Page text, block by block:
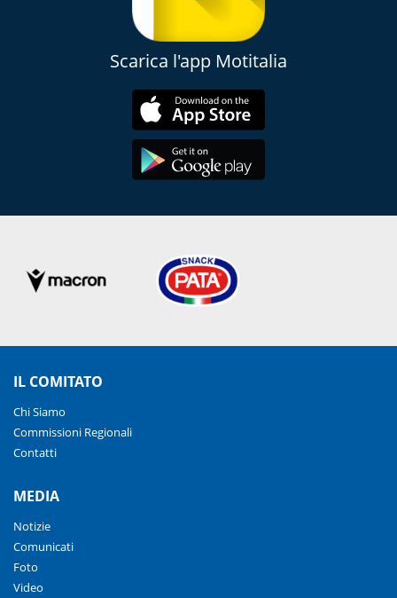
Scarica l'app Motitalia
IL COMITATO
Chi Siamo
Commissioni Regionali
Contatti
MEDIA
Notizie
Comunicati
Foto
Video